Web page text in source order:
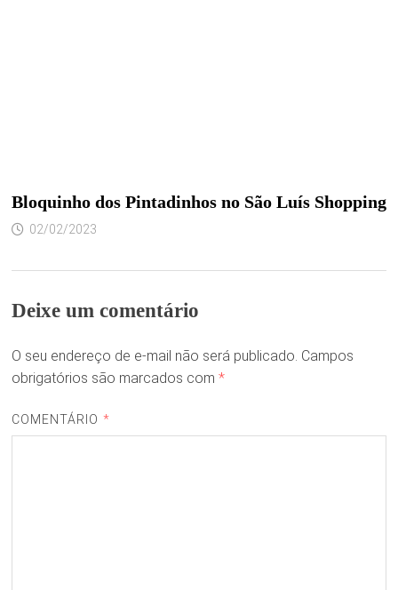
Bloquinho dos Pintadinhos no São Luís Shopping
02/02/2023
Deixe um comentário
O seu endereço de e-mail não será publicado. Campos
obrigatórios são marcados com *
COMENTÁRIO *